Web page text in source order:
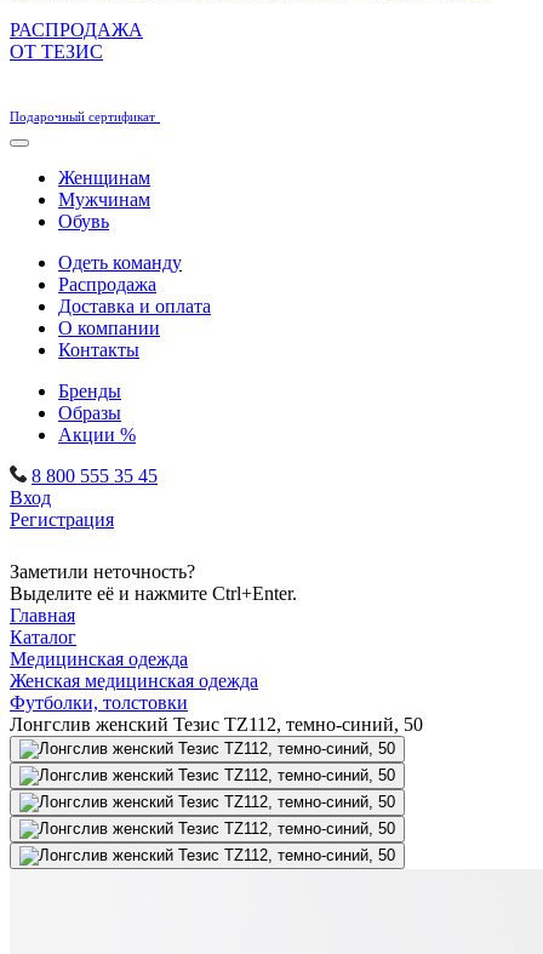
РАСПРОДАЖА
ОТ ТЕЗИС
Подарочный сертификат
Женщинам
Мужчинам
Обувь
Одеть команду
Распродажа
Доставка и оплата
О компании
Контакты
Бренды
Образы
Акции %
8 800 555 35 45
Вход
Регистрация
Заметили неточность?
Выделите её и нажмите Ctrl+Enter.
Главная
Каталог
Медицинская одежда
Женская медицинская одежда
Футболки, толстовки
Лонгслив женский Тезис TZ112, темно-синий, 50